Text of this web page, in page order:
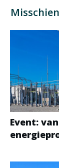
Event: